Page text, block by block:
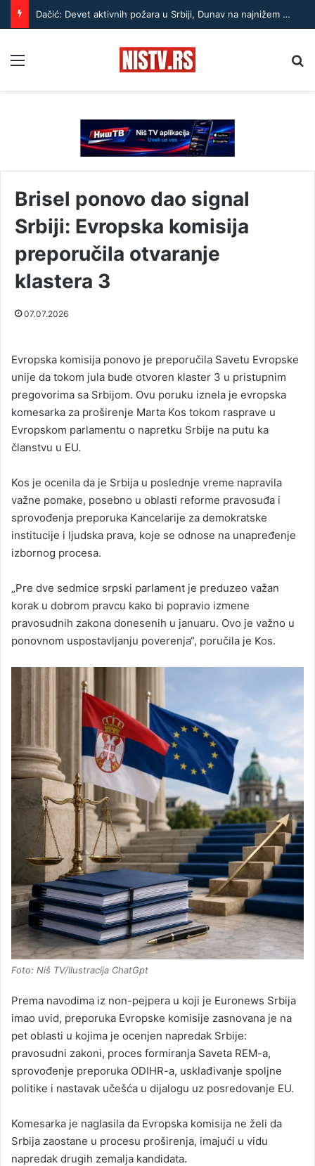
Dačić: Devet aktivnih požara u Srbiji, Dunav na najnižem nivou u poslednjih 100 godina
Brisel ponovo dao signal
Srbiji: Evropska komisija
preporučila otvaranje
klastera 3
07.07.2026
Evropska komisija ponovo je preporučila Savetu Evropske
unije da tokom jula bude otvoren klaster 3 u pristupnim
pregovorima sa Srbijom. Ovu poruku iznela je evropska
komesarka za proširenje Marta Kos tokom rasprave u
Evropskom parlamentu o napretku Srbije na putu ka
članstvu u EU.
Kos je ocenila da je Srbija u poslednje vreme napravila
važne pomake, posebno u oblasti reforme pravosuđa i
sprovođenja preporuka Kancelarije za demokratske
institucije i ljudska prava, koje se odnose na unapređenje
izbornog procesa.
„Pre dve sedmice srpski parlament je preduzeo važan
korak u dobrom pravcu kako bi popravio izmene
pravosudnih zakona donesenih u januaru. Ovo je važno u
ponovnom uspostavljanju poverenja“, poručila je Kos.
Foto: Niš TV/Ilustracija ChatGpt
Prema navodima iz non-pejpera u koji je Euronews Srbija
imao uvid, preporuka Evropske komisije zasnovana je na
pet oblasti u kojima je ocenjen napredak Srbije:
pravosudni zakoni, proces formiranja Saveta REM-a,
sprovođenje preporuka ODIHR-a, usklađivanje spoljne
politike i nastavak učešća u dijalogu uz posredovanje EU.
Komesarka je naglasila da Evropska komisija ne želi da
Srbija zaostane u procesu proširenja, imajući u vidu
napredak drugih zemalja kandidata.